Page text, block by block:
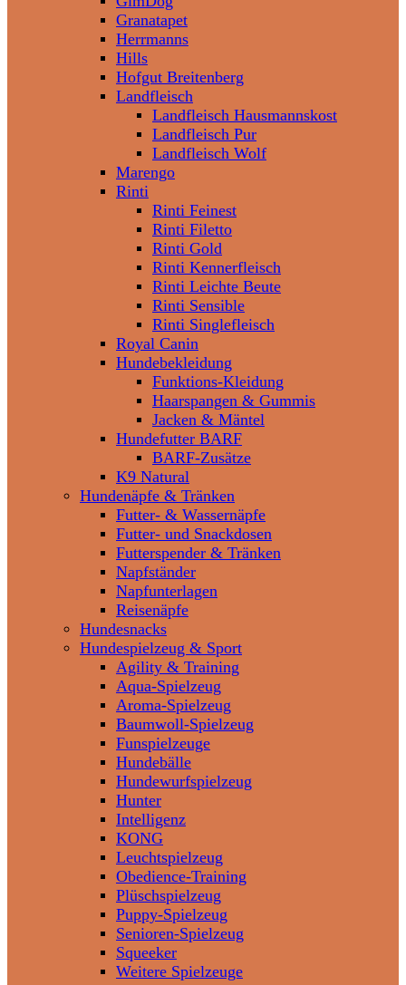
Granatapet
Herrmanns
Hills
Hofgut Breitenberg
Landfleisch
Landfleisch Hausmannskost
Landfleisch Pur
Landfleisch Wolf
Marengo
Rinti
Rinti Feinest
Rinti Filetto
Rinti Gold
Rinti Kennerfleisch
Rinti Leichte Beute
Rinti Sensible
Rinti Singlefleisch
Royal Canin
Hundebekleidung
Funktions-Kleidung
Haarspangen & Gummis
Jacken & Mäntel
Hundefutter BARF
BARF-Zusätze
K9 Natural
Hundenäpfe & Tränken
Futter- & Wassernäpfe
Futter- und Snackdosen
Futterspender & Tränken
Napfständer
Napfunterlagen
Reisenäpfe
Hundesnacks
Hundespielzeug & Sport
Agility & Training
Aqua-Spielzeug
Aroma-Spielzeug
Baumwoll-Spielzeug
Funspielzeuge
Hundebälle
Hundewurfspielzeug
Hunter
Intelligenz
KONG
Leuchtspielzeug
Obedience-Training
Plüschspielzeug
Puppy-Spielzeug
Senioren-Spielzeug
Squeeker
Weitere Spielzeuge